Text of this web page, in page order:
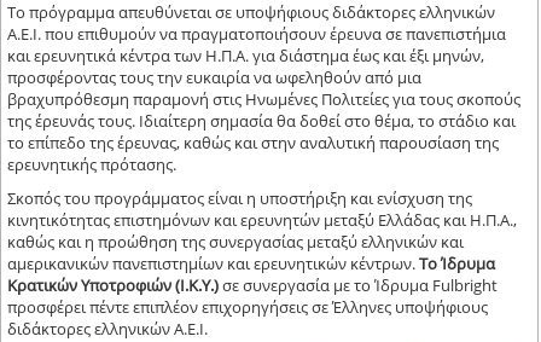
Το πρόγραμμα απευθύνεται σε υποψήφιους διδάκτορες ελληνικών
Α.Ε.Ι. που επιθυμούν να πραγματοποιήσουν έρευνα σε πανεπιστήμια
και ερευνητικά κέντρα των Η.Π.Α. για διάστημα έως και έξι μηνών,
προσφέροντας τους την ευκαιρία να ωφεληθούν από μια
βραχυπρόθεσμη παραμονή στις Ηνωμένες Πολιτείες για τους σκοπούς
της έρευνάς τους. Ιδιαίτερη σημασία θα δοθεί στο θέμα, το στάδιο και
το επίπεδο της έρευνας, καθώς και στην αναλυτική παρουσίαση της
ερευνητικής πρότασης.
Σκοπός του προγράμματος είναι η υποστήριξη και ενίσχυση της
κινητικότητας επιστημόνων και ερευνητών μεταξύ Ελλάδας και Η.Π.Α.,
καθώς και η προώθηση της συνεργασίας μεταξύ ελληνικών και
αμερικανικών πανεπιστημίων και ερευνητικών κέντρων.Το Ίδρυμα
Κρατικών Υποτροφιών (Ι.Κ.Υ.)σε συνεργασία με το Ίδρυμα Fulbright
προσφέρει πέντε επιπλέον επιχορηγήσεις σε Έλληνες υποψήφιους
διδάκτορες ελληνικών Α.Ε.Ι.